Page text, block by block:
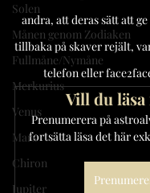
Solen
Månen genom Zodiaken
Fullmåne/Nymåne
Merkurius
Venus
Mars
Chiron
Jupiter
andra, att deras sätt att
tillbaka på skaver rejält,
telefon eller
Vill du läsa
Prenumerera på
fortsätta läsa det här